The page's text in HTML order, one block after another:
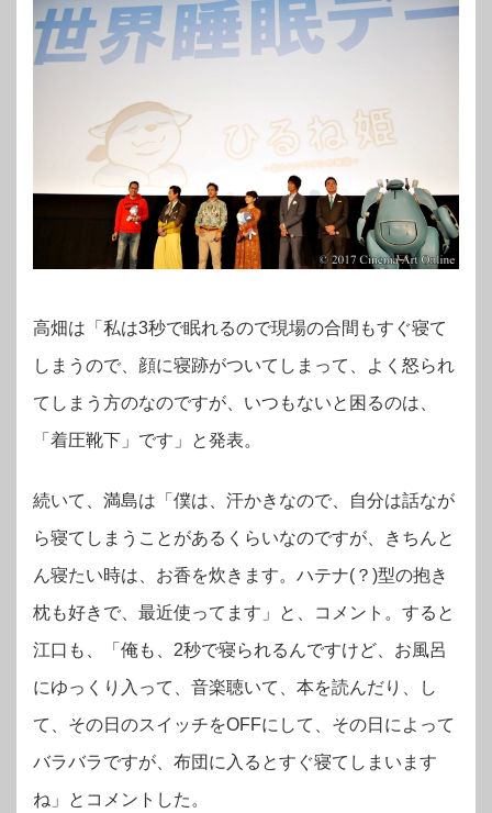
高畑は「私は3秒で眠れるので現場の合間もすぐ寝て
しまうので、顔に寝跡がついてしまって、よく怒られ
てしまう方のなのですが、いつもないと困るのは、
「着圧靴下」です」と発表。
続いて、満島は「僕は、汗かきなので、自分は話なが
ら寝てしまうことがあるくらいなのですが、きちんと
ん寝たい時は、お香を炊きます。ハテナ(？)型の抱き
枕も好きで、最近使ってます」と、コメント。すると
江口も、「俺も、2秒で寝られるんですけど、お風呂
にゆっくり入って、音楽聴いて、本を読んだり、し
て、その日のスイッチをOFFにして、その日によって
バラバラですが、布団に入るとすぐ寝てしまいます
ね」とコメントした。